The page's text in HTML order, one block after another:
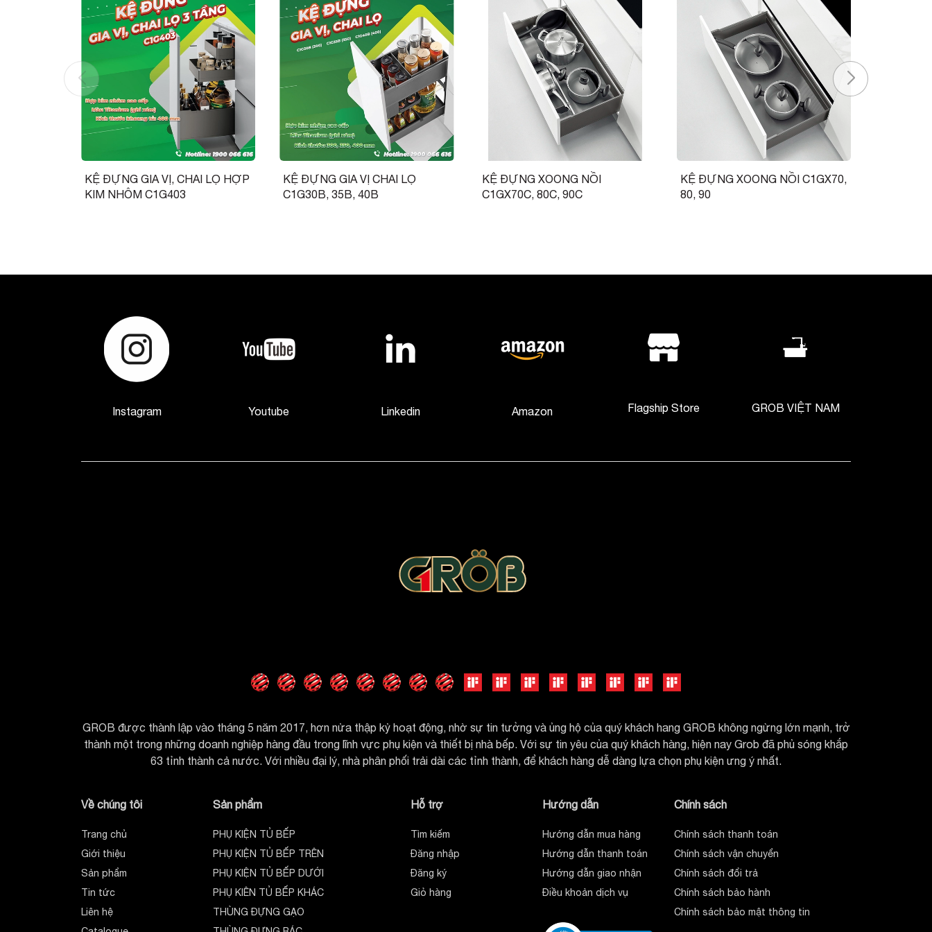
KỆ ĐỰNG GIA VỊ, CHAI LỌ HỢP
KIM NHÔM C1G403
KỆ ĐỰNG GIA VỊ CHAI LỌ
C1G30B, 35B, 40B
KỆ ĐỰNG XOONG NỒI
C1GX70C, 80C, 90C
KỆ ĐỰNG XOONG NỒI C1GX70,
80, 90
Instagram Youtube Linkedin Amazon Flagship Store GROB VIỆT NAM
GROB được thành lập vào tháng 5 năm 2017, hơn nửa thập kỷ hoạt động, nhờ sự tin tưởng và ủng hộ của quý khách hang GROB không ngừng lớn mạnh, trở
thành một trong những doanh nghiệp hàng đầu trong lĩnh vực phụ kiện và thiết bị nhà bếp. Với sự tin yêu của quý khách hàng, hiện nay Grob đã phủ sóng khắp
63 tỉnh thành cả nước. Với nhiều đại lý, nhà phân phối trải dài các tỉnh thành, để khách hàng dễ dàng lựa chọn phụ kiện ưng ý nhất.
Về chúng tôi
Trang chủ
Giới thiệu
Sản phẩm
Tin tức
Liên hệ
Sản phẩm
PHỤ KIỆN TỦ BẾP
PHỤ KIỆN TỦ BẾP TRÊN
PHỤ KIỆN TỦ BẾP DƯỚI
PHỤ KIÊN TỦ BẾP KHÁC
THÙNG ĐỰNG GẠO
Hỗ trợ
Tìm kiếm
Đăng nhập
Đăng ký
Giỏ hàng
Hướng dẫn
Hướng dẫn mua hàng
Hướng dẫn thanh toán
Hướng dẫn giao nhận
Điều khoản dịch vụ
Chính sách
Chính sách thanh toán
Chính sách vận chuyển
Chính sách đổi trả
Chính sách bảo hành
Chính sách bảo mật thông tin